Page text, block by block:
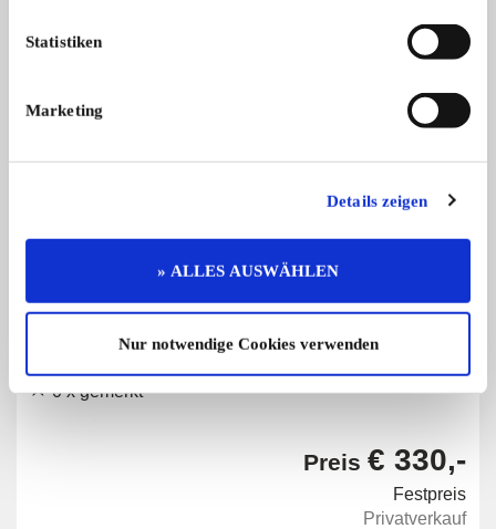
Statistiken
Marketing
Details zeigen
» ALLES AUSWÄHLEN
Nur notwendige Cookies verwenden
1 ...
0 x gemerkt
Preis € 330,-
Festpreis
Privatverkauf